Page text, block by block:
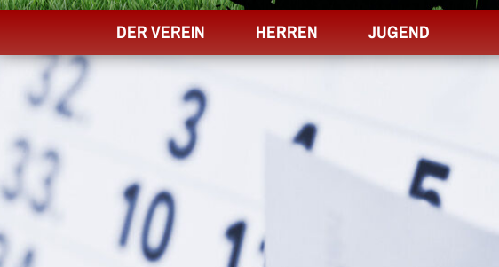
DER VEREIN HERREN JUGEND